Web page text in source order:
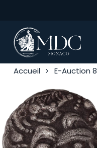
main
content
Accueil E-Auction 8